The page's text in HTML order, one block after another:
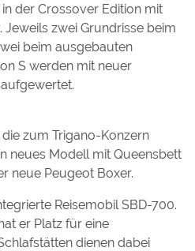
der Crossover Edition mit
zwei Grundrisse beim
beim ausgebauten
S werden mit neuer
zum Trigano-Konzern
neues Modell mit Queensbett
neue Peugeot Boxer.
Reisemobil SBD-700.
er Platz für eine
dienen dabei